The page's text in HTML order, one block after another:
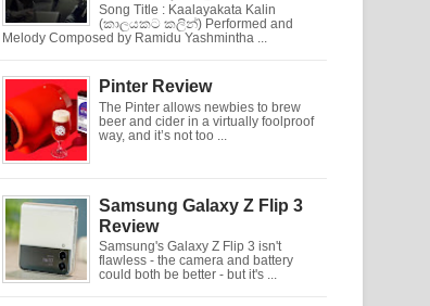
Song Title : Kaalayakata Kalin
(කාලයකට කලින්) Performed and
Melody Composed by Ramidu Yashmintha ...
Pinter Review
The Pinter allows newbies to brew
beer and cider in a virtually foolproof
way, and it’s not too ...
Samsung Galaxy Z Flip 3
Review
Samsung's Galaxy Z Flip 3 isn't
flawless - the camera and battery
could both be better - but it's ...